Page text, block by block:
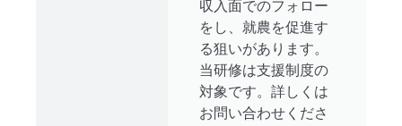
収入面でのフォロー
をし、就農を促進す
る狙いがあります。
当研修は支援制度の
対象です。詳しくは
お問い合わせくださ